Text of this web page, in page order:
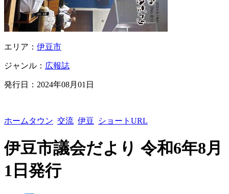
エリア： 伊豆市
ジャンル： 広報誌
発行日： 2024年08月01日
ホームタウン 交流 伊豆 ショートURL
伊豆市議会だより 令和6年8月
1日発行